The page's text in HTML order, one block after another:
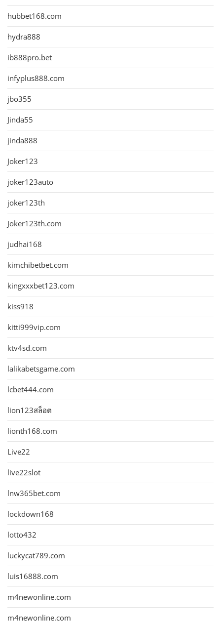
hubbet168.com
hydra888
ib888pro.bet
infyplus888.com
jbo355
Jinda55
jinda888
Joker123
joker123auto
joker123th
Joker123th.com
judhai168
kimchibetbet.com
kingxxxbet123.com
kiss918
kitti999vip.com
ktv4sd.com
lalikabetsgame.com
lcbet444.com
lion123สล็อต
lionth168.com
Live22
live22slot
lnw365bet.com
lockdown168
lotto432
luckycat789.com
luis16888.com
m4newonline.com
m4newonline.com